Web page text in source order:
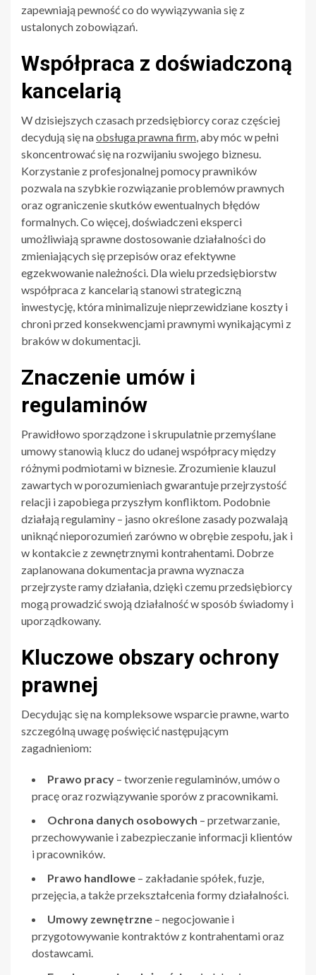
zapewniają pewność co do wywiązywania się z
ustalonych zobowiązań.
Współpraca z doświadczoną
kancelarią
W dzisiejszych czasach przedsiębiorcy coraz częściej
decydują się naobsługa prawna firm , aby móc w pełni
skoncentrować się na rozwijaniu swojego biznesu.
Korzystanie z profesjonalnej pomocy prawników
pozwala na szybkie rozwiązanie problemów prawnych
oraz ograniczenie skutków ewentualnych błędów
formalnych. Co więcej, doświadczeni eksperci
umożliwiają sprawne dostosowanie działalności do
zmieniających się przepisów oraz efektywne
egzekwowanie należności. Dla wielu przedsiębiorstw
współpraca z kancelarią stanowi strategiczną
inwestycję, która minimalizuje nieprzewidziane koszty i
chroni przed konsekwencjami prawnymi wynikającymi z
braków w dokumentacji.
Znaczenie umów i
regulaminów
Prawidłowo sporządzone i skrupulatnie przemyślane
umowy stanowią klucz do udanej współpracy między
różnymi podmiotami w biznesie. Zrozumienie klauzul
zawartych w porozumieniach gwarantuje przejrzystość
relacji i zapobiega przyszłym konfliktom. Podobnie
działają regulaminy – jasno określone zasady pozwalają
uniknąć nieporozumień zarówno w obrębie zespołu, jak i
w kontakcie z zewnętrznymi kontrahentami. Dobrze
zaplanowana dokumentacja prawna wyznacza
przejrzyste ramy działania, dzięki czemu przedsiębiorcy
mogą prowadzić swoją działalność w sposób świadomy i
uporządkowany.
Kluczowe obszary ochrony
prawnej
Decydując się na kompleksowe wsparcie prawne, warto
szczególną uwagę poświęcić następującym
zagadnieniom:
Prawo pracy – tworzenie regulaminów, umów o
pracę oraz rozwiązywanie sporów z pracownikami.
Ochrona danych osobowych – przetwarzanie,
przechowywanie i zabezpieczanie informacji klientów
i pracowników.
Prawo handlowe – zakładanie spółek, fuzje,
przejęcia, a także przekształcenia formy działalności.
Umowy zewnętrzne – negocjowanie i
przygotowywanie kontraktów z kontrahentami oraz
dostawcami.